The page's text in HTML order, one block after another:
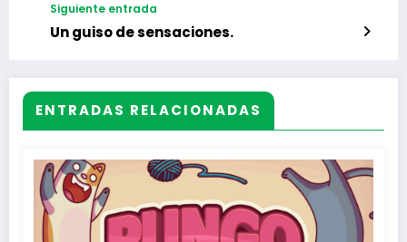
Siguiente entrada
Un guiso de sensaciones.
ENTRADAS RELACIONADAS